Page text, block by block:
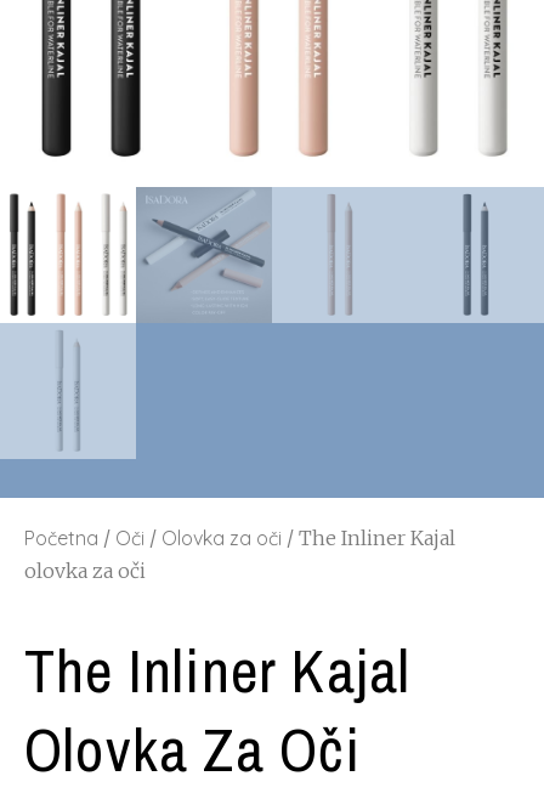
Početna / Oči / Olovka za oči / The Inliner Kajal
olovka za oči
The Inliner Kajal
Olovka Za Oči